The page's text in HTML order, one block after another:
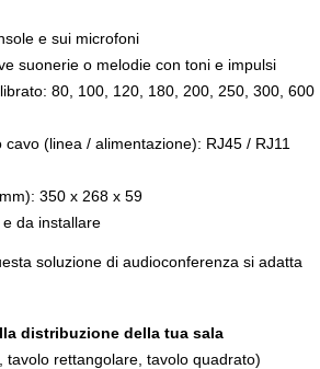
e sui microfoni
suonerie o melodie con toni e impulsi
80, 100, 120, 180, 200, 250, 300, 600
(linea / alimentazione): RJ45 / RJ11
350 x 268 x 59
da installare
soluzione di audioconferenza si adatta
distribuzione della tua sala
tavolo rettangolare, tavolo quadrato)